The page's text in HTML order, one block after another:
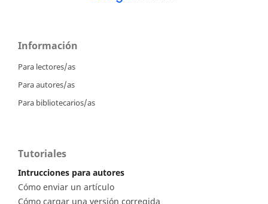
Información
Para lectores/as
Para autores/as
Para bibliotecarios/as
Tutoriales
Intrucciones para autores
Cómo enviar un artículo
Cómo cargar una versión corregida